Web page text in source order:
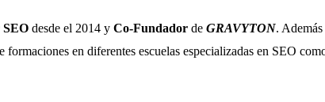
SEO desde el 2014 y Co-Fundador de GRAVYTON.
formaciones en diferentes escuelas especializadas en SEO